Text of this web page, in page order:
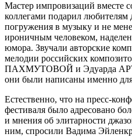
Мастер импровизаций вместе
коллегами подарил
погружения в музыку и не
ироничным человеком,
юмора. Звучали авторские
мелодии российских
ПАХМУТОВОЙ и Эдуарда
они были написаны именно для
Естественно, что на пресс-
фестиваля было адресовано
и мнения об элитарности
ним, спросили Вадима